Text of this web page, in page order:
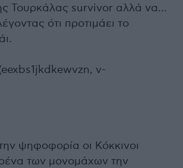
Τουρκάλας survivor αλλά να…
ότι προτιμάει το
v-
ψηφοφορία οι Κόκκινοι
των μονομάχων την